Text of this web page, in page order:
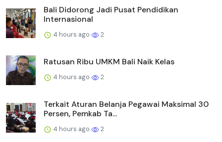
Bali Didorong Jadi Pusat Pendidikan
Internasional
4 hours ago 2
Ratusan Ribu UMKM Bali Naik Kelas
4 hours ago 2
Terkait Aturan Belanja Pegawai Maksimal 30
Persen, Pemkab Ta...
4 hours ago 2